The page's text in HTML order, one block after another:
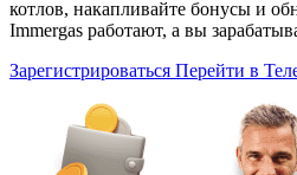
котлов, накапливайте бонусы и
Immergas работают, а вы
Зарегистрироваться Перейти в